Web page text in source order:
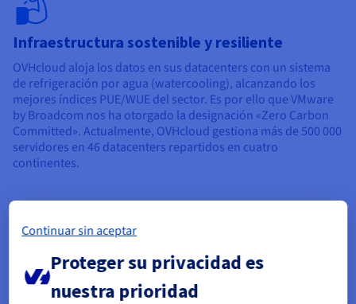
Infraestructura sostenible y resiliente
OVHcloud aloja los datos en sus datacenters con un sistema
de refrigeración por agua (watercooling), alcanzando los
mejores índices PUE/WUE del sector. Es por ello que VMware
by Broadcom nos ha otorgado la designación «Zero Carbon
Committed». Actualmente, OVHcloud gestiona más de 500 000
servidores en 46 datacenters repartidos en cuatro
continentes.
Nuestros servicios gestionados de
VMware on OVHcloud
Continuar sin aceptar
Proteger su privacidad es
nuestra prioridad